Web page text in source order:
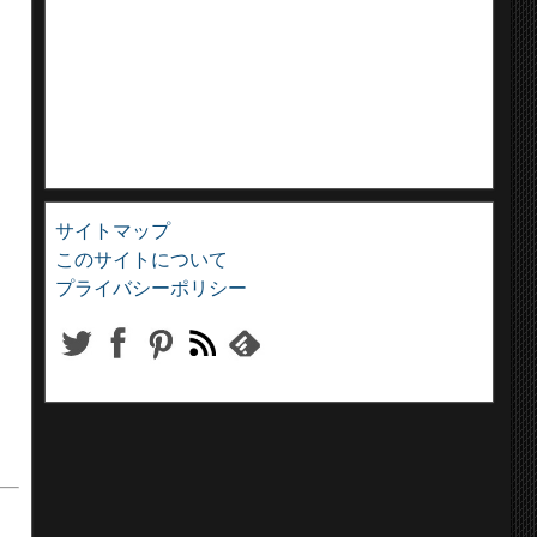
サイトマップ
このサイトについて
プライバシーポリシー